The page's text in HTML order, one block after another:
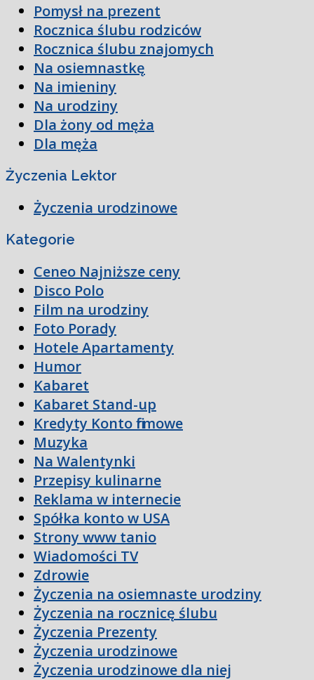
Pomysł na prezent
Rocznica ślubu rodziców
Rocznica ślubu znajomych
Na osiemnastkę
Na imieniny
Na urodziny
Dla żony od męża
Dla męża
Życzenia Lektor
Życzenia urodzinowe
Kategorie
Ceneo Najniższe ceny
Disco Polo
Film na urodziny
Foto Porady
Hotele Apartamenty
Humor
Kabaret
Kabaret Stand-up
Kredyty Konto firmowe
Muzyka
Na Walentynki
Przepisy kulinarne
Reklama w internecie
Spółka konto w USA
Strony www tanio
Wiadomości TV
Zdrowie
Życzenia na osiemnaste urodziny
Życzenia na rocznicę ślubu
Życzenia Prezenty
Życzenia urodzinowe
Życzenia urodzinowe dla niej